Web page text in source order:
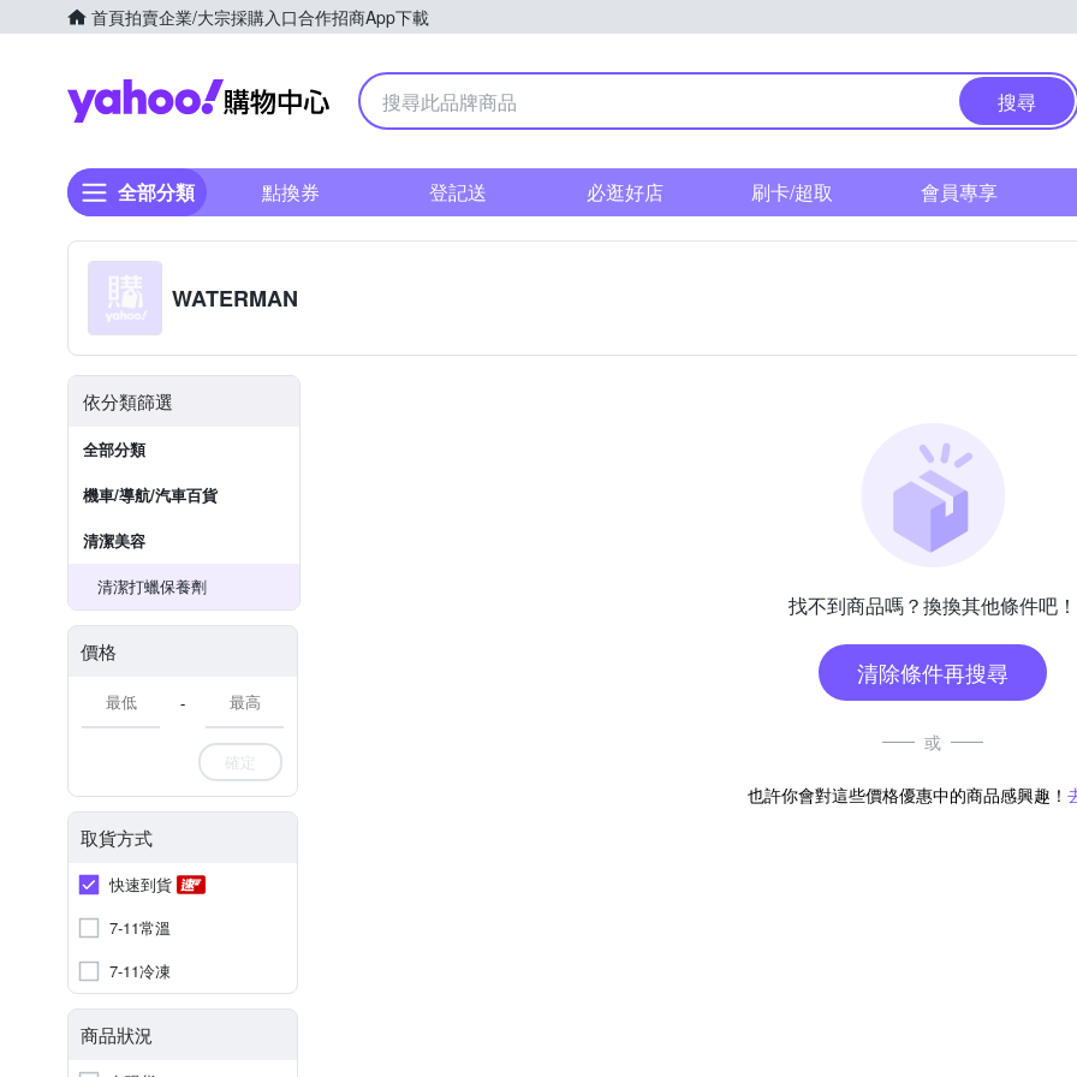
首頁拍賣企業/大宗採購入口合作招商App下載
Yahoo購物中心
搜尋
全部分類 點換券 登記送 必逛好店 刷卡/超取 會員專享
WATERMAN
依分類篩選
全部分類
機車/導航/汽車百貨
清潔美容
清潔打蠟保養劑
價格
-
確定
取貨方式
快速到貨
7-11常溫
7-11冷凍
商品狀況
找不到商品嗎？換換其他條件吧！
清除條件再搜尋
或
也許你會對這些價格優惠中的商品感興趣！